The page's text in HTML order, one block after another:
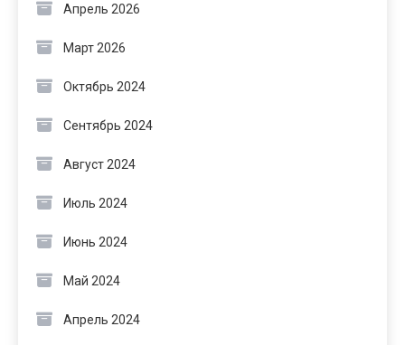
Апрель 2026
Март 2026
Октябрь 2024
Сентябрь 2024
Август 2024
Июль 2024
Июнь 2024
Май 2024
Апрель 2024